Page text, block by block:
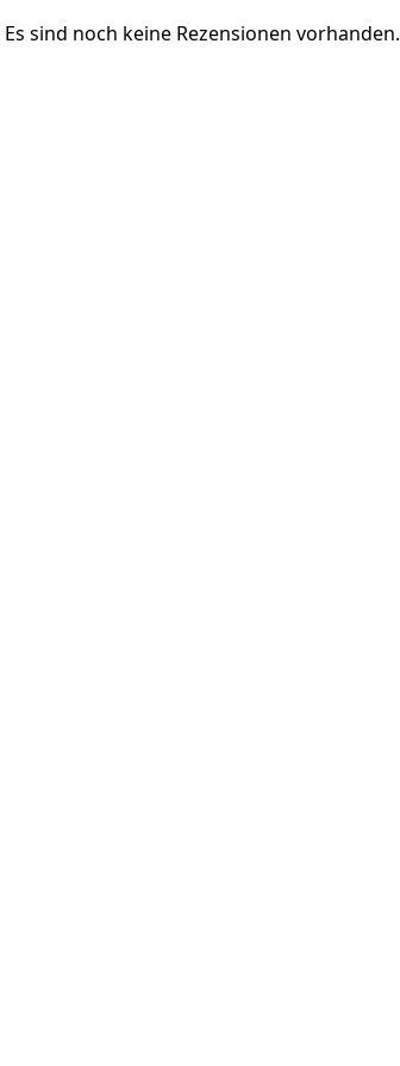
Es sind noch keine Rezensionen vorhanden.